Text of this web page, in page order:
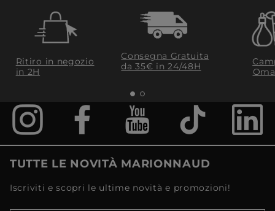
Ritiro in negozio
in 2H
Consegna Gratuita
da 35€​ in 24/48H
TUTTE LE NOVITÀ MARIONNAUD
Iscriviti e scopri le ultime novità e promozioni!